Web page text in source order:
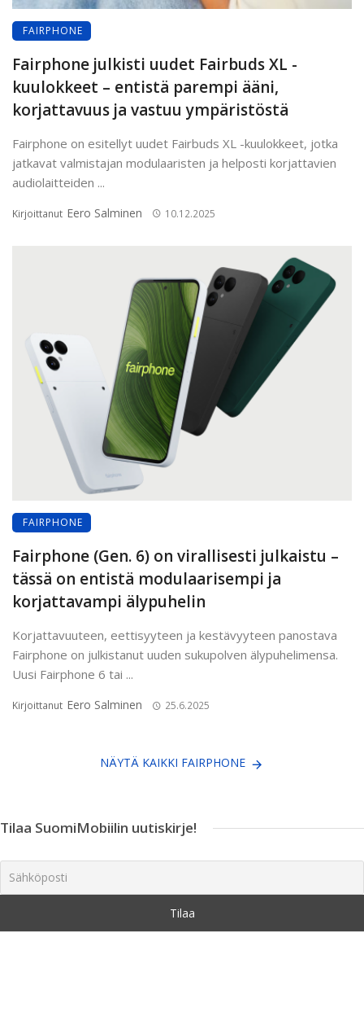
FAIRPHONE
Fairphone julkisti uudet Fairbuds XL -
kuulokkeet – entistä parempi ääni,
korjattavuus ja vastuu ympäristöstä
Fairphone on esitellyt uudet Fairbuds XL -kuulokkeet, jotka
jatkavat valmistajan modulaaristen ja helposti korjattavien
audio­laitteiden ...
Kirjoittanut Eero Salminen 10.12.2025
FAIRPHONE
Fairphone (Gen. 6) on virallisesti julkaistu –
tässä on entistä modulaarisempi ja
korjattavampi älypuhelin
Korjattavuuteen, eettisyyteen ja kestävyyteen panostava
Fairphone on julkistanut uuden sukupolven älypuhelimensa.
Uusi Fairphone 6 tai ...
Kirjoittanut Eero Salminen 25.6.2025
NÄYTÄ KAIKKI FAIRPHONE
Tilaa SuomiMobiilin uutiskirje!